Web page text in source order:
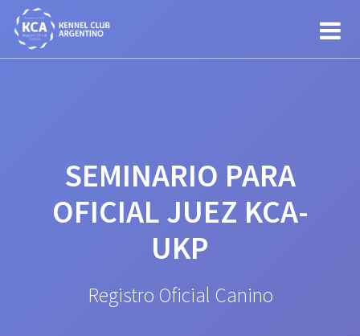
SEMINARIO PARA
OFICIAL JUEZ KCA-
UKP
Registro Oficial Canino